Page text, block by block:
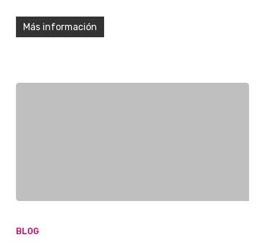
Más información
BLOG